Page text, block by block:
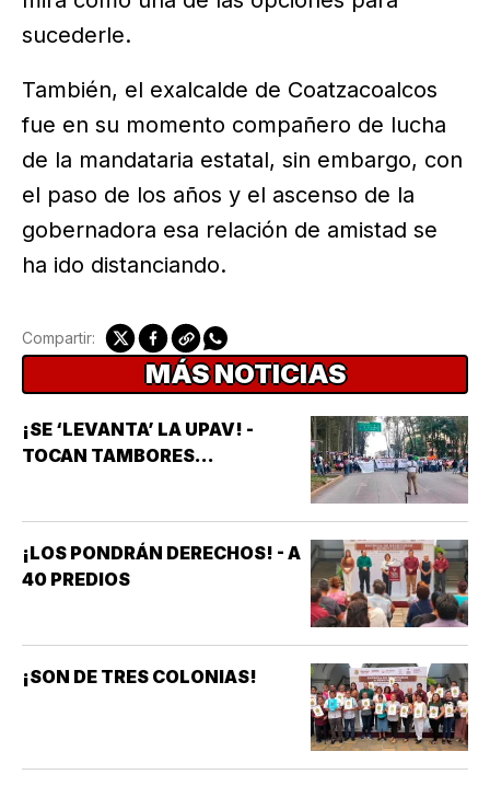
sucederle.
También, el exalcalde de Coatzacoalcos
fue en su momento compañero de lucha
de la mandataria estatal, sin embargo, con
el paso de los años y el ascenso de la
gobernadora esa relación de amistad se
ha ido distanciando.
Compartir:
MÁS NOTICIAS
¡SE ‘LEVANTA’ LA UPAV! -
TOCAN TAMBORES...
¡LOS PONDRÁN DERECHOS! - A
40 PREDIOS
¡SON DE TRES COLONIAS!